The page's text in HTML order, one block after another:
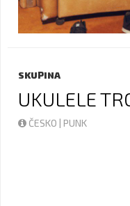
SKUPINA
UKULELE
ČESKO | PUNK